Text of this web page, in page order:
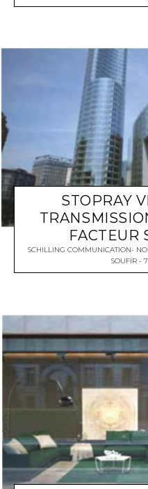
STOPRAY
FACTEUR
SCHILLING COMMUNICATION-
SOUFIR